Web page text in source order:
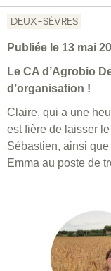
DEUX-SÈVRES
Publiée le 13 mai
Le CA d’Agrobio
d’organisation !
Claire, qui a une
est fière de laisser
Sébastien, ainsi
Emma au poste de